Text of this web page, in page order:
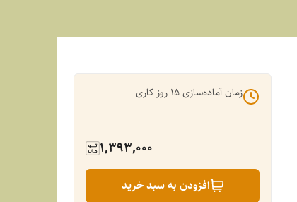
زمان آماده‌سازی15 روز کاری
1,393,000
افزودن به سبد خرید